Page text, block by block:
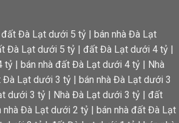
đất Đà Lạt dưới 5 tỷ | bán nhà Đà Lạt
Đà Lạt dưới 5 tỷ | đất Đà Lạt dưới 4 tỷ |
tỷ | bán nhà đất Đà Lạt dưới 4 tỷ | Nhà
Đà Lạt dưới 3 tỷ | bán nhà Đà Lạt dưới 3
dưới 3 tỷ | Nhà Đà Lạt dưới 3 tỷ | đất
nhà Đà Lạt dưới 2 tỷ | bán nhà đất Đà Lạt